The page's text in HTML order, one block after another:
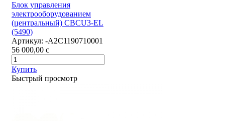
Блок управления
электрооборудованием
(центральный) CBCU3-EL
(5490)
Артикул: -А2С1190710001
56 000,00 c
Купить
Быстрый просмотр